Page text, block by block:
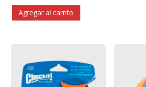
Agregar al carrito